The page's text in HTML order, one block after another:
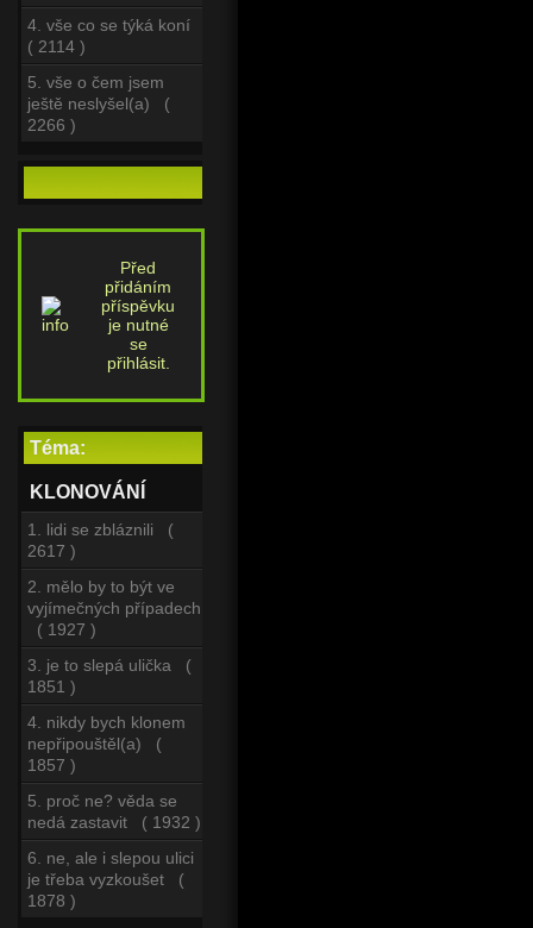
4. vše co se týká koní
( 2114 )
5. vše o čem jsem
ještě neslyšel(a) (
2266 )
Před
přidáním
příspěvku
je nutné
se
přihlásit.
Téma:
KLONOVÁNÍ
1. lidi se zbláznili (
2617 )
2. mělo by to být ve
vyjímečných případech
( 1927 )
3. je to slepá ulička (
1851 )
4. nikdy bych klonem
nepřipouštěl(a) (
1857 )
5. proč ne? věda se
nedá zastavit ( 1932 )
6. ne, ale i slepou ulici
je třeba vyzkoušet (
1878 )